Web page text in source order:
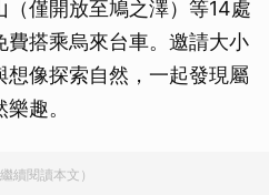
僅開放至鳩之澤）等14處
費搭乘烏來台車。邀請大小
想像探索自然，一起發現屬
趣。
續閱讀本文）